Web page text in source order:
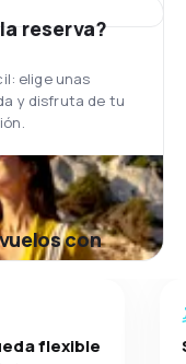
reserva?
elige unas
y disfruta de tu
con
flexible